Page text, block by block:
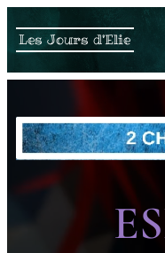
Les Jours d'Elie